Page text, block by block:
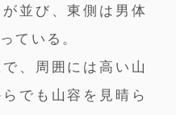
並び、東側は男体
ている。
、周囲には高い山
でも山容を見晴ら